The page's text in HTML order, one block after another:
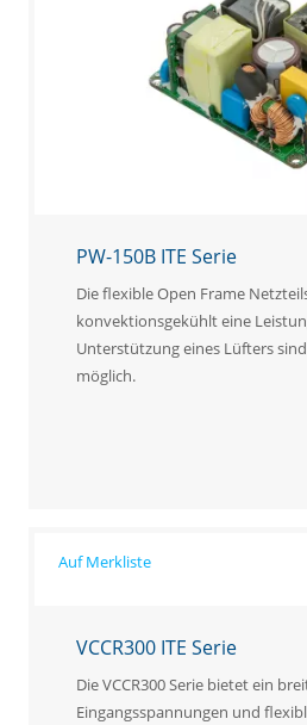
PW-150B ITE Serie
Die flexible Open Frame
konvektionsgekühlt eine
Unterstützung eines Lüfters
möglich.
VCCR300 ITE Serie
Die VCCR300 Serie bietet ein
Eingangsspannungen und